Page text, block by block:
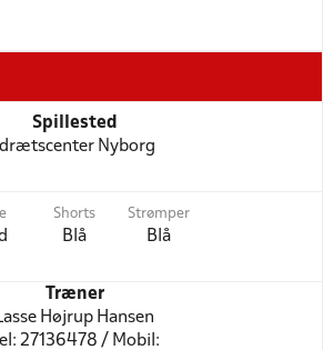
Spillested
Idrætscenter Nyborg
Shorts
Blå
Strømper
Blå
Træner
Højrup Hansen
27136478 / Mobil: